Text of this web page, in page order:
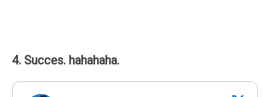
4. Succes. hahahaha.